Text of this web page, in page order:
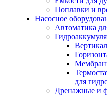
Поплавки и
Насосное
Автоматика
для
Дренажные и